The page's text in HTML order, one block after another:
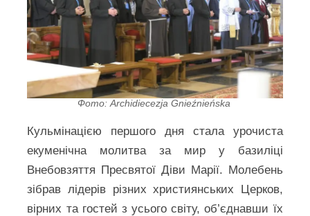
Фото: Archidiecezja Gnieźnieńska
Кульмінацією першого дня стала урочиста
екуменічна молитва за мир у базиліці
Внебовзяття Пресвятої Діви Марії. Молебень
зібрав лідерів різних християнських Церков,
вірних та гостей з усього світу, об’єднавши їх